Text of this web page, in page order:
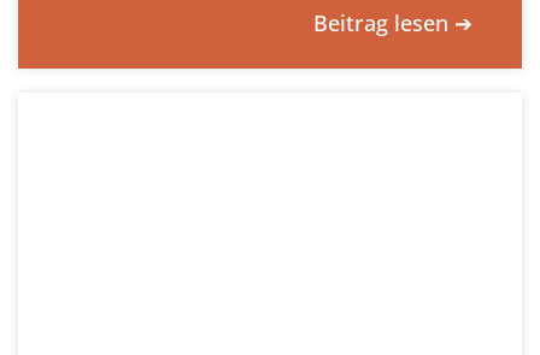
Beitrag lesen ➔